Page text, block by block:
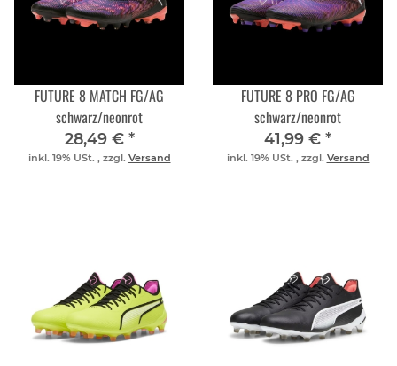
FUTURE 8 MATCH FG/AG
schwarz/neonrot
28,49 € *
inkl. 19% USt. , zzgl. Versand
FUTURE 8 PRO FG/AG
schwarz/neonrot
41,99 € *
inkl. 19% USt. , zzgl. Versand